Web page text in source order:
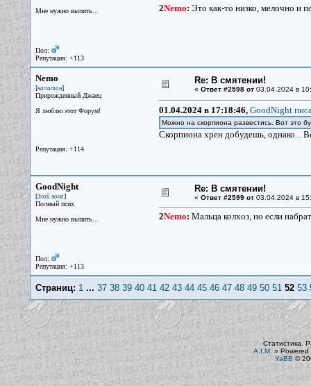
Мне нужно выпить...
Пол:
Репутация: +113
2Nemo: Это как-то низко, мелочно и
Nemo
[капитан]
Прирожденный Джаец
Я люблю этот Форум!
Репутация: +114
Re: В смятении!
« Ответ #2598 от03.04.2024 в
01.04.2024 в 17:18:46, GoodNight
Можно на скорпиона развестись. Вот это
Скорпиона хрен добудешь, однако...
GoodNight
[Злой ночи]
Полный псих
Мне нужно выпить...
Пол:
Репутация: +113
Re: В смятении!
« Ответ #2599 от03.04.2024 в
2Nemo: Мальца колхоз, но если
Страниц: 1... 37 38 39 40 41 42 43 44 45 46 47 48 49 50 51 52 53
Статистика.
A.I.M. » Powered
YaBB ©